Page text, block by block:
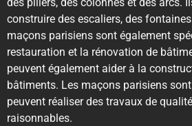
des piliers, des colonnes et des arcs.
construire des escaliers, des
maçons parisiens sont également
restauration et la rénovation de
peuvent également aider à la
bâtiments. Les maçons parisiens
peuvent réaliser des travaux de
raisonnables.